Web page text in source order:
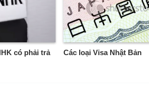
có phải trả
Các loại Visa Nhật Bản